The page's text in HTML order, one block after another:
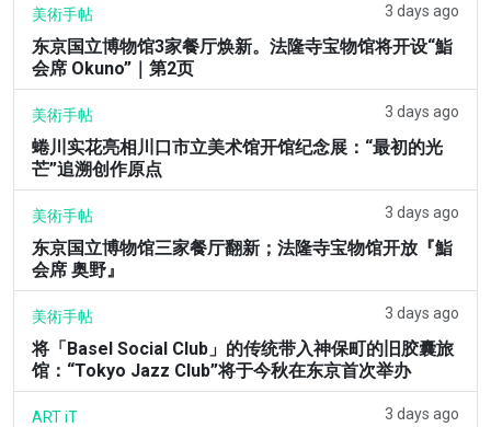
美術手帖 3 days ago
东京国立博物馆3家餐厅焕新。法隆寺宝物馆将开设“鮨
会席 Okuno”｜第2页
美術手帖 3 days ago
蜷川实花亮相川口市立美术馆开馆纪念展：“最初的光
芒”追溯创作原点
美術手帖 3 days ago
东京国立博物馆三家餐厅翻新；法隆寺宝物馆开放『鮨
会席 奥野』
美術手帖 3 days ago
将「Basel Social Club」的传统带入神保町的旧胶囊旅
馆：“Tokyo Jazz Club”将于今秋在东京首次举办
ART iT 3 days ago